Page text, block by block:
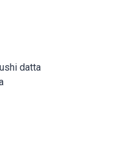
datta